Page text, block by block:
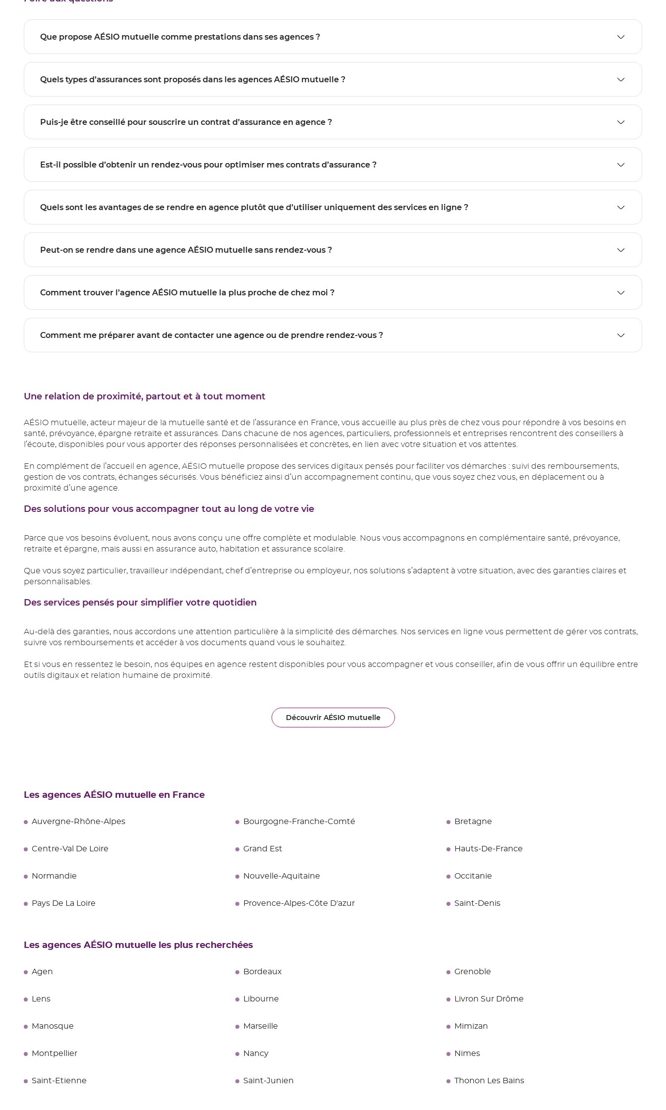
Que propose AÉSIO mutuelle comme prestations dans ses agences ?
Quels types d’assurances sont proposés dans les agences AÉSIO mutuelle ?
Puis-je être conseillé pour souscrire un contrat d’assurance en agence ?
Est-il possible d’obtenir un rendez-vous pour optimiser mes contrats d’assurance ?
Quels sont les avantages de se rendre en agence plutôt que d’utiliser uniquement des services en ligne ?
Peut-on se rendre dans une agence AÉSIO mutuelle sans rendez-vous ?
Comment trouver l’agence AÉSIO mutuelle la plus proche de chez moi ?
Comment me préparer avant de contacter une agence ou de prendre rendez-vous ?
Une relation de proximité, partout et à tout moment
AÉSIO mutuelle, acteur majeur de la mutuelle santé et de l’assurance en France, vous accueille au plus près de chez vous pour répondre à vos besoins en
santé, prévoyance, épargne retraite et assurances. Dans chacune de nos agences, particuliers, professionnels et entreprises rencontrent des conseillers à
l’écoute, disponibles pour vous apporter des réponses personnalisées et concrètes, en lien avec votre situation et vos attentes.
En complément de l’accueil en agence, AÉSIO mutuelle propose des services digitaux pensés pour faciliter vos démarches : suivi des remboursements,
gestion de vos contrats, échanges sécurisés. Vous bénéficiez ainsi d’un accompagnement continu, que vous soyez chez vous, en déplacement ou à
proximité d’une agence.
Des solutions pour vous accompagner tout au long de votre vie
Parce que vos besoins évoluent, nous avons conçu une offre complète et modulable. Nous vous accompagnons en complémentaire santé, prévoyance,
retraite et épargne, mais aussi en assurance auto, habitation et assurance scolaire.
Que vous soyez particulier, travailleur indépendant, chef d’entreprise ou employeur, nos solutions s’adaptent à votre situation, avec des garanties claires et
personnalisables.
Des services pensés pour simplifier votre quotidien
Au-delà des garanties, nous accordons une attention particulière à la simplicité des démarches. Nos services en ligne vous permettent de gérer vos contrats,
suivre vos remboursements et accéder à vos documents quand vous le souhaitez.
Et si vous en ressentez le besoin, nos équipes en agence restent disponibles pour vous accompagner et vous conseiller, afin de vous offrir un équilibre entre
outils digitaux et relation humaine de proximité.
Découvrir AÉSIO mutuelle
Les agences AÉSIO mutuelle en France
Auvergne-Rhône-Alpes Bourgogne-Franche-Comté Bretagne
Centre-Val De Loire Grand Est Hauts-De-France
Normandie Nouvelle-Aquitaine Occitanie
Pays De La Loire Provence-Alpes-Côte D'azur Saint-Denis
Les agences AÉSIO mutuelle les plus recherchées
Agen Bordeaux Grenoble
Lens Libourne Livron Sur Drôme
Manosque Marseille Mimizan
Montpellier Nancy Nimes
Saint-Etienne Saint-Junien Thonon Les Bains